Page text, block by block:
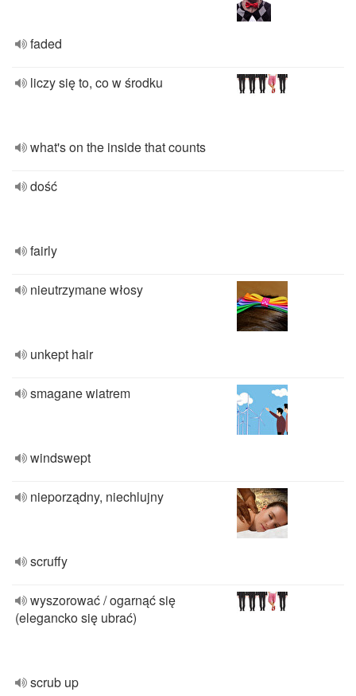
faded
liczy się to, co w środku
what's on the inside that counts
dość
fairly
nieutrzymane włosy
unkept hair
smagane wiatrem
windswept
nieporządny, niechlujny
scruffy
wyszorować / ogarnąć się
(elegancko się ubrać)
scrub up